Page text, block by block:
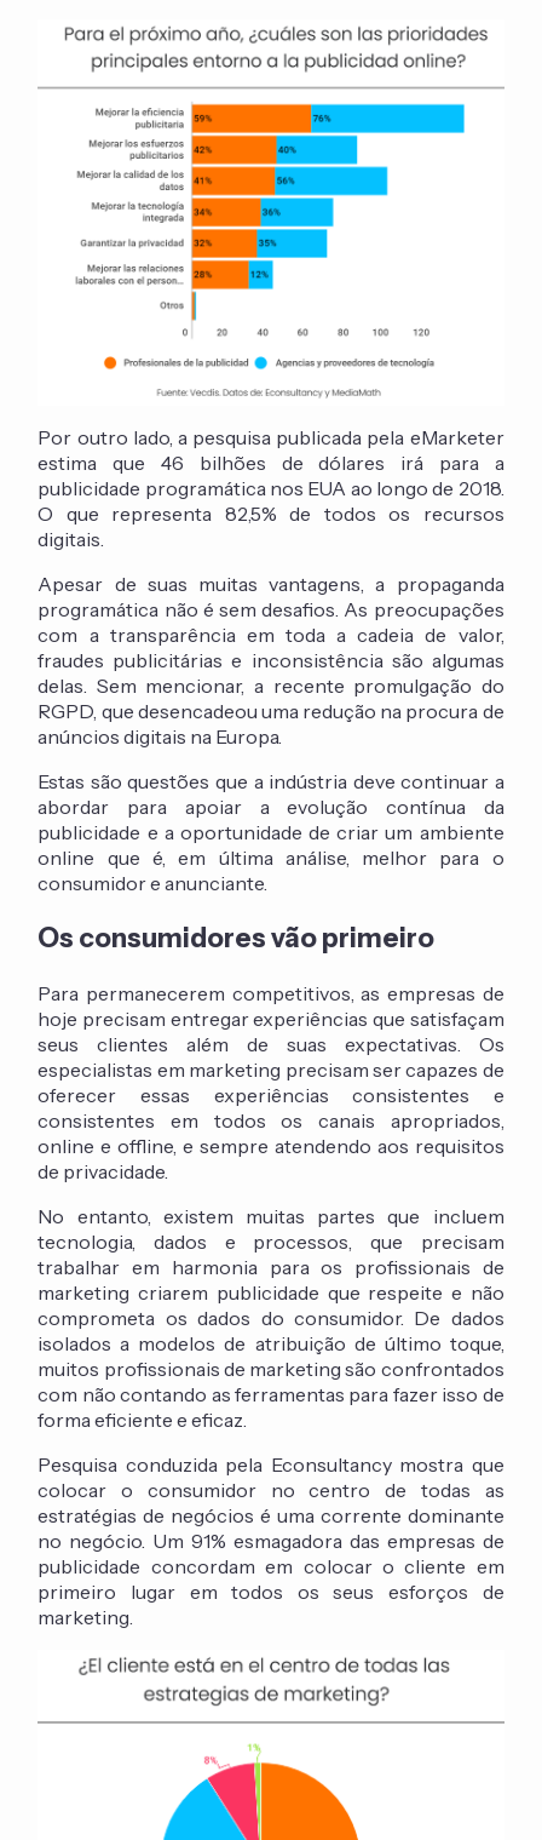
Por outro lado, a pesquisa publicada pela eMarketer
estima que 46 bilhões de dólares irá para a
publicidade programática nos EUA ao longo de 2018.
O que representa 82,5% de todos os recursos
digitais.
Apesar de suas muitas vantagens, a propaganda
programática não é sem desafios. As preocupações
com a transparência em toda a cadeia de valor,
fraudes publicitárias e inconsistência são algumas
delas. Sem mencionar, a recente promulgação do
RGPD, que desencadeou uma redução na procura de
anúncios digitais na Europa.
Estas são questões que a indústria deve continuar a
abordar para apoiar a evolução contínua da
publicidade e a oportunidade de criar um ambiente
online que é, em última análise, melhor para o
consumidor e anunciante.
Os consumidores vão primeiro
Para permanecerem competitivos, as empresas de
hoje precisam entregar experiências que satisfaçam
seus clientes além de suas expectativas. Os
especialistas em marketing precisam ser capazes de
oferecer essas experiências consistentes e
consistentes em todos os canais apropriados,
online e offline, e sempre atendendo aos requisitos
de privacidade.
No entanto, existem muitas partes que incluem
tecnologia, dados e processos, que precisam
trabalhar em harmonia para os profissionais de
marketing criarem publicidade que respeite e não
comprometa os dados do consumidor. De dados
isolados a modelos de atribuição de último toque,
muitos profissionais de marketing são confrontados
com não contando as ferramentas para fazer isso de
forma eficiente e eficaz.
Pesquisa conduzida pela Econsultancy mostra que
colocar o consumidor no centro de todas as
estratégias de negócios é uma corrente dominante
no negócio. Um 91% esmagadora das empresas de
publicidade concordam em colocar o cliente em
primeiro lugar em todos os seus esforços de
marketing.